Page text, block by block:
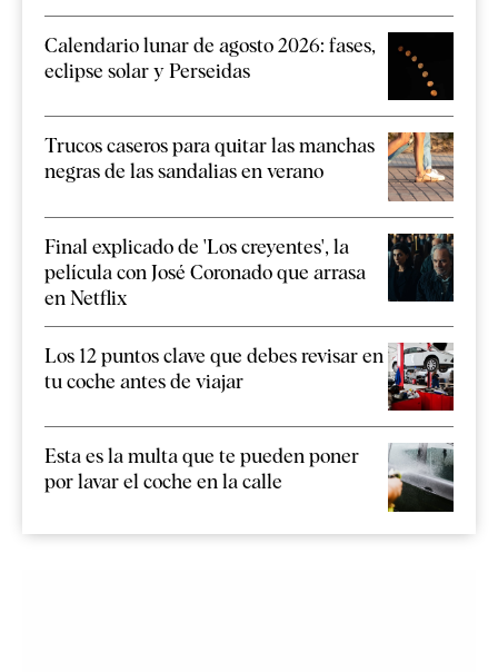
Calendario lunar de agosto 2026: fases,
eclipse solar y Perseidas
Trucos caseros para quitar las manchas
negras de las sandalias en verano
Final explicado de 'Los creyentes', la
película con José Coronado que arrasa
en Netflix
Los 12 puntos clave que debes revisar en
tu coche antes de viajar
Esta es la multa que te pueden poner
por lavar el coche en la calle